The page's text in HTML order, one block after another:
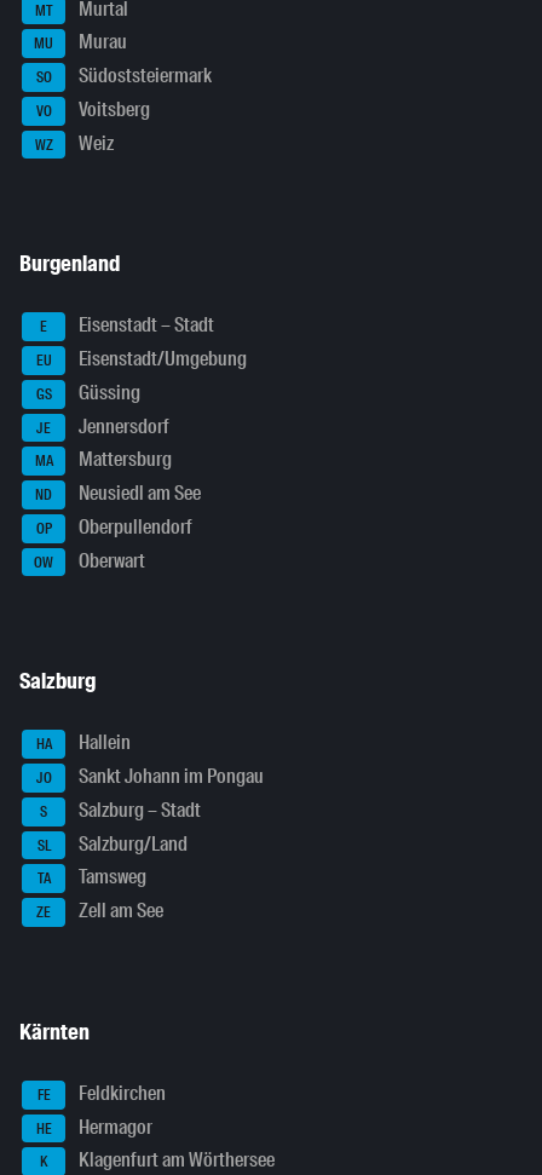
MT Murtal
MU Murau
SO Südoststeiermark
VO Voitsberg
WZ Weiz
Burgenland
E Eisenstadt – Stadt
EU Eisenstadt/Umgebung
GS Güssing
JE Jennersdorf
MA Mattersburg
ND Neusiedl am See
OP Oberpullendorf
OW Oberwart
Salzburg
HA Hallein
JO Sankt Johann im Pongau
S Salzburg – Stadt
SL Salzburg/Land
TA Tamsweg
ZE Zell am See
Kärnten
FE Feldkirchen
HE Hermagor
K Klagenfurt am Wörthersee